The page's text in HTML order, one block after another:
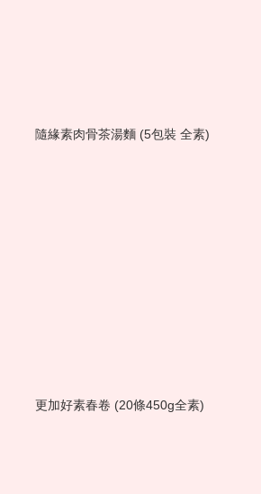
隨緣素肉骨茶湯麵 (5包裝 全素)
更加好素春卷 (20條450g全素)